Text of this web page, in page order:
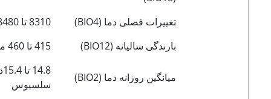
تغییرات فصلی دما (BIO4)
8310 تا 8480
بارندگی سالیانه (BIO12) 415 تا 460 میلیمتر
میانگین روزانه دما (BIO2)
سلسیوس